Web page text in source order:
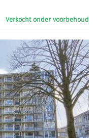
Verkocht onder voorbehoud